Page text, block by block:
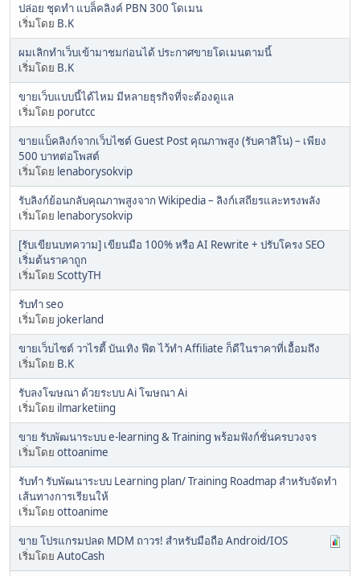
ปล่อย ชุดทำ แบล็คลิงค์ PBN 300 โดเมน
เริ่มโดย B.K
ผมเลิกทำเว็บเข้ามาชมก่อนได้ ประกาศขายโดเมนตามนี้
เริ่มโดย B.K
ขายเว็บแบบนี้ได้ไหม มีหลายธุรกิจที่จะต้องดูแล
เริ่มโดย porutcc
ขายแบ็คลิงก์จากเว็บไซต์ Guest Post คุณภาพสูง (รับคาสิโน) – เพียง
500 บาทต่อโพสต์
เริ่มโดย lenaborysokvip
รับลิงก์ย้อนกลับคุณภาพสูงจาก Wikipedia – ลิงก์เสถียรและทรงพลัง
เริ่มโดย lenaborysokvip
[รับเขียนบทความ] เขียนมือ 100% หรือ AI Rewrite + ปรับโครง SEO
เริ่มต้นราคาถูก
เริ่มโดย ScottyTH
รับทำ seo
เริ่มโดย jokerland
ขายเว็บไซต์ วาไรตี้ บันเทิง ฟีต ไว้ทำ Affiliate ก็ดีในราคาที่เอื้อมถึง
เริ่มโดย B.K
รับลงโฆษณา ด้วยระบบ Ai โฆษณา Ai
เริ่มโดย ilmarketiing
ขาย รับพัฒนาระบบ e-learning & Training พร้อมฟังก์ชั่นครบวงจร
เริ่มโดย ottoanime
รับทำ รับพัฒนาระบบ Learning plan/ Training Roadmap สำหรับจัดทำ
เส้นทางการเรียนให้
เริ่มโดย ottoanime
ขาย โปรแกรมปลด MDM ถาวร! สำหรับมือถือ Android/IOS
เริ่มโดย AutoCash